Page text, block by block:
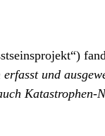
und